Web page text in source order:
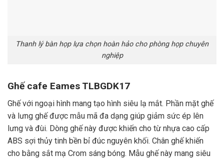
Thanh lý bàn họp lựa chọn hoàn hảo cho phòng họp chuyên
nghiệp
Ghế cafe Eames TLBGDK17
Ghế với ngoại hình mang tạo hình siêu lạ mắt. Phần mặt ghế
và lưng ghế được mẫu mã đa dạng giúp giảm sức ép lên
lưng và đùi. Dòng ghế này được khiến cho từ nhựa cao cấp
ABS sợi thủy tinh bền bỉ đúc nguyên khối. Chân ghế khiến
cho bằng sắt mạ Crom sáng bóng. Mẫu ghế này mang siêu